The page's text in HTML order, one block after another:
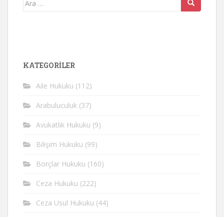
KATEGORİLER
Aile Hukuku (112)
Arabuluculuk (37)
Avukatlık Hukuku (9)
Bilişim Hukuku (99)
Borçlar Hukuku (160)
Ceza Hukuku (222)
Ceza Usul Hukuku (44)